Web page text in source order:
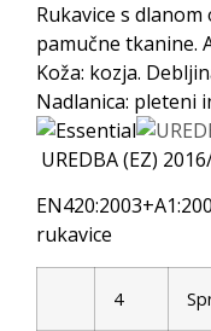
Rukavice s
pamučne tkanine.
Koža: kozja.
Nadlanica: pleteni
UREDBA (EZ)
rukavice
4